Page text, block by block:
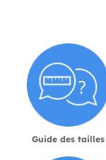
Guide des tailles